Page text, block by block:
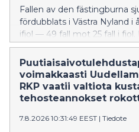
Fallen av den fästingburna
fördubblats i Västra Nyland
ifjol — 49 fall mot 25 fall i
har TBE också börjat
kommuner, även om det
tills vidare. Förra året dog
TBE. Många av Finlands
voimakkaasti
RKP vaatii valtiota
tehosteannokset
7.8.2026 10:31:49 EEST | Tiedote